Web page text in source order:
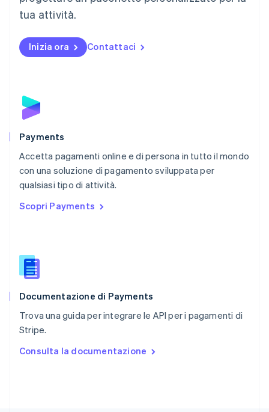
tua attività.
Inizia ora Contattaci
Payments
Accetta pagamenti online e di persona in tutto il mondo
con una soluzione di pagamento sviluppata per
qualsiasi tipo di attività.
Scopri Payments
Documentazione di Payments
Trova una guida per integrare le API per i pagamenti di
Stripe.
Consulta la documentazione
Messico
EspañolEnglish
English
Nuova Zelanda
Polonia
English
Português
English简体中文
Regno Unito
English
English
English
Slovacchia
Slovenia
Spagna
Español
English Español简体中文